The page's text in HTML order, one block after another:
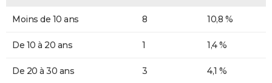
Moins de 10 ans 8 10,8 %
De 10 à 20 ans 1 1,4 %
De 20 à 30 ans 3 4,1 %